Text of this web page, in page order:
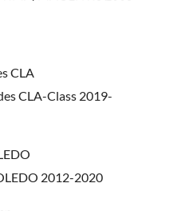
CLA
CLA-Class 2019-
2012-2020